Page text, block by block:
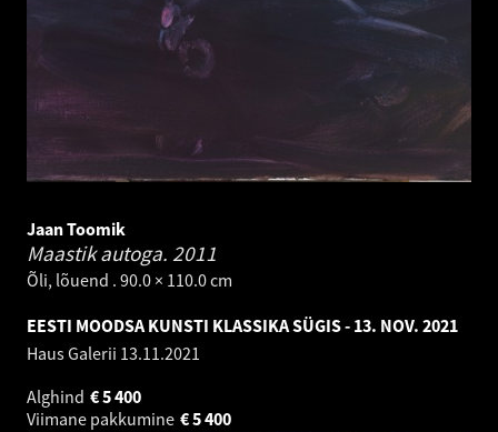
Jaan Toomik
Maastik autoga. 2011
Õli, lõuend . 90.0 × 110.0 cm
EESTI MOODSA KUNSTI KLASSIKA SÜGIS - 13. NOV. 2021
Haus Galerii 13.11.2021
Alghind
5 400
€
Viimane pakkumine
5 400
€